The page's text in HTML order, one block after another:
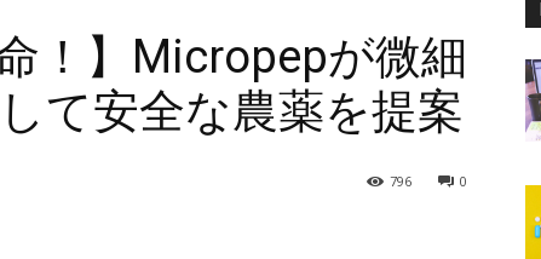
！】Micropepが微細
て安全な農薬を提案
0
796